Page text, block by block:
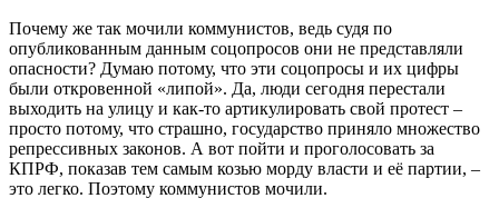
Почему же так мочили коммунистов, ведь судя по
опубликованным данным соцопросов они не представляли
опасности? Думаю потому, что эти соцопросы и их цифры
были откровенной «липой». Да, люди сегодня перестали
выходить на улицу и как-то артикулировать свой протест –
просто потому, что страшно, государство приняло множество
репрессивных законов. А вот пойти и проголосовать за
КПРФ, показав тем самым козью морду власти и её партии, –
это легко. Поэтому коммунистов мочили.